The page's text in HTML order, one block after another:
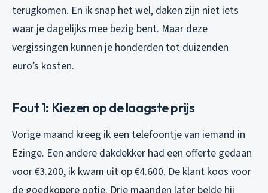
terugkomen. En ik snap het wel, daken zijn niet iets
waar je dagelijks mee bezig bent. Maar deze
vergissingen kunnen je honderden tot duizenden
euro’s kosten.
Fout 1: Kiezen op de laagste prijs
Vorige maand kreeg ik een telefoontje van iemand in
Ezinge. Een andere dakdekker had een offerte gedaan
voor €3.200, ik kwam uit op €4.600. De klant koos voor